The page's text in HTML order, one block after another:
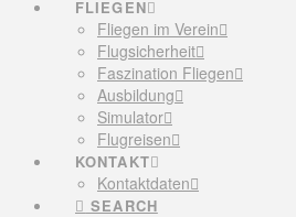
FLIEGEN
Fliegen im Verein
Flugsicherheit
Faszination Fliegen
Ausbildung
Simulator
Flugreisen
KONTAKT
Kontaktdaten
SEARCH